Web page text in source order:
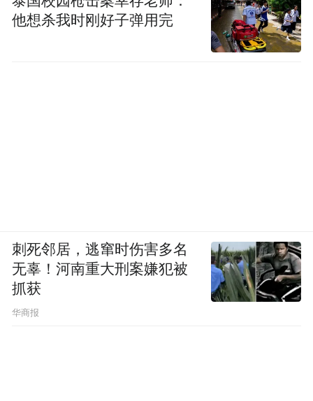
他想杀我时刚好子弹用完
刺死邻居，逃窜时伤害多名
无辜！河南重大刑案嫌犯被
抓获
华商报